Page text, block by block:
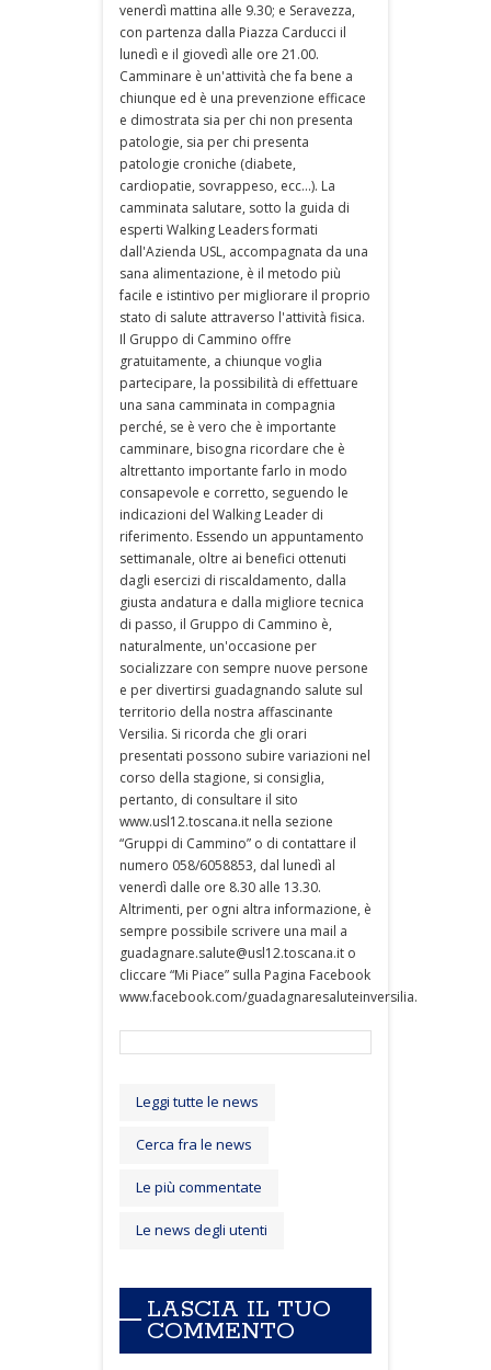
venerdì mattina alle 9.30; e Seravezza,
con partenza dalla Piazza Carducci il
lunedì e il giovedì alle ore 21.00.
Camminare è un'attività che fa bene a
chiunque ed è una prevenzione efficace
e dimostrata sia per chi non presenta
patologie, sia per chi presenta
patologie croniche (diabete,
cardiopatie, sovrappeso, ecc...). La
camminata salutare, sotto la guida di
esperti Walking Leaders formati
dall'Azienda USL, accompagnata da una
sana alimentazione, è il metodo più
facile e istintivo per migliorare il proprio
stato di salute attraverso l'attività fisica.
Il Gruppo di Cammino offre
gratuitamente, a chiunque voglia
partecipare, la possibilità di effettuare
una sana camminata in compagnia
perché, se è vero che è importante
camminare, bisogna ricordare che è
altrettanto importante farlo in modo
consapevole e corretto, seguendo le
indicazioni del Walking Leader di
riferimento. Essendo un appuntamento
settimanale, oltre ai benefici ottenuti
dagli esercizi di riscaldamento, dalla
giusta andatura e dalla migliore tecnica
di passo, il Gruppo di Cammino è,
naturalmente, un'occasione per
socializzare con sempre nuove persone
e per divertirsi guadagnando salute sul
territorio della nostra affascinante
Versilia. Si ricorda che gli orari
presentati possono subire variazioni nel
corso della stagione, si consiglia,
pertanto, di consultare il sito
www.usl12.toscana.it nella sezione
“Gruppi di Cammino” o di contattare il
numero 058/6058853, dal lunedì al
venerdì dalle ore 8.30 alle 13.30.
Altrimenti, per ogni altra informazione, è
sempre possibile scrivere una mail a
guadagnare.salute@usl12.toscana.it o
cliccare “Mi Piace” sulla Pagina Facebook
www.facebook.com/guadagnaresaluteinversilia.
Leggi tutte le news
Cerca fra le news
Le più commentate
Le news degli utenti
LASCIA IL TUO
COMMENTO